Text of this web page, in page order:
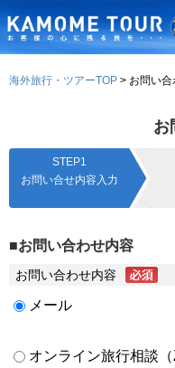
海外旅行・ツアーTOP お問い合
お
STEP1
お問い合せ内容入力
■お問い合わせ内容
お問い合わせ内容
メール
オンライン旅行相談（